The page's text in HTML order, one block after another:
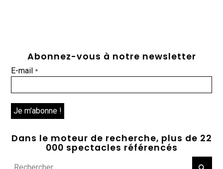
Abonnez-vous à notre newsletter
E-mail*
Dans le moteur de recherche, plus de 22
000 spectacles référencés